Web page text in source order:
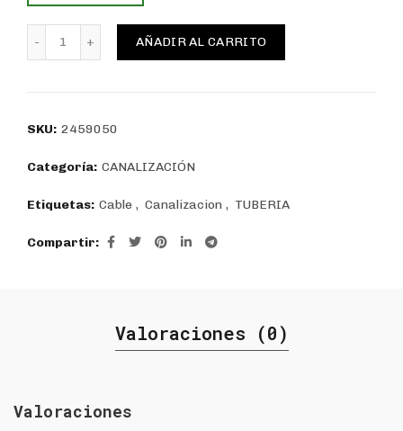
original
era:
actual
es:
Tubería metálica rígida heavy duty 50mm cantidad
AÑADIR AL CARRITO
SKU: 2459050
Categoría: CANALIZACIÓN
Etiquetas: Cable , Canalizacion , TUBERIA
Compartir
Valoraciones (0)
Valoraciones